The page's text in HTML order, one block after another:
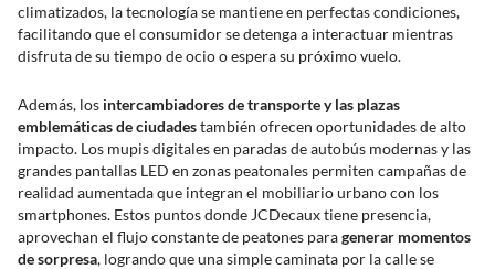
climatizados, la tecnología se mantiene en perfectas condiciones,
facilitando que el consumidor se detenga a interactuar mientras
disfruta de su tiempo de ocio o espera su próximo vuelo.
Además, los intercambiadores de transporte y las plazas
emblemáticas de ciudadestambién ofrecen oportunidades de alto
impacto. Los mupis digitales en paradas de autobús modernas y las
grandes pantallas LED en zonas peatonales permiten campañas de
realidad aumentada que integran el mobiliario urbano con los
smartphones. Estos puntos donde JCDecaux tiene presencia,
aprovechan el flujo constante de peatones paragenerar momentos
de sorpresa, logrando que una simple caminata por la calle se